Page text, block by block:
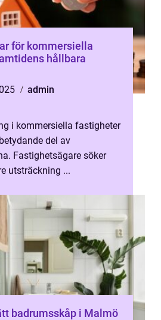
för kommersiella
hållbara
admin
i kommersiella fastigheter
del av
Fastighetsägare söker
utsträckning ...
badrumsskåp i Malmö